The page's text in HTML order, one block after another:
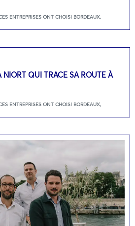
ENTREPRISES ONT CHOISI BORDEAUX,
NIORT QUI TRACE SA ROUTE À
ENTREPRISES ONT CHOISI BORDEAUX,